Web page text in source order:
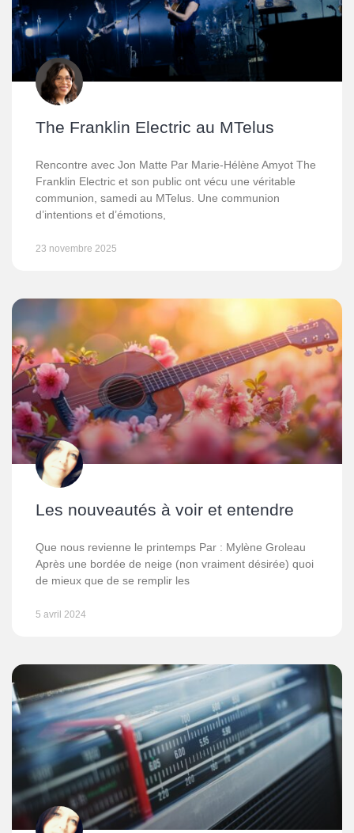
The Franklin Electric au MTelus
Rencontre avec Jon Matte Par Marie-Hélène Amyot The
Franklin Electric et son public ont vécu une véritable
communion, samedi au MTelus. Une communion
d’intentions et d’émotions,
23 novembre 2025
Les nouveautés à voir et entendre
Que nous revienne le printemps Par : Mylène Groleau
Après une bordée de neige (non vraiment désirée) quoi
de mieux que de se remplir les
5 avril 2024